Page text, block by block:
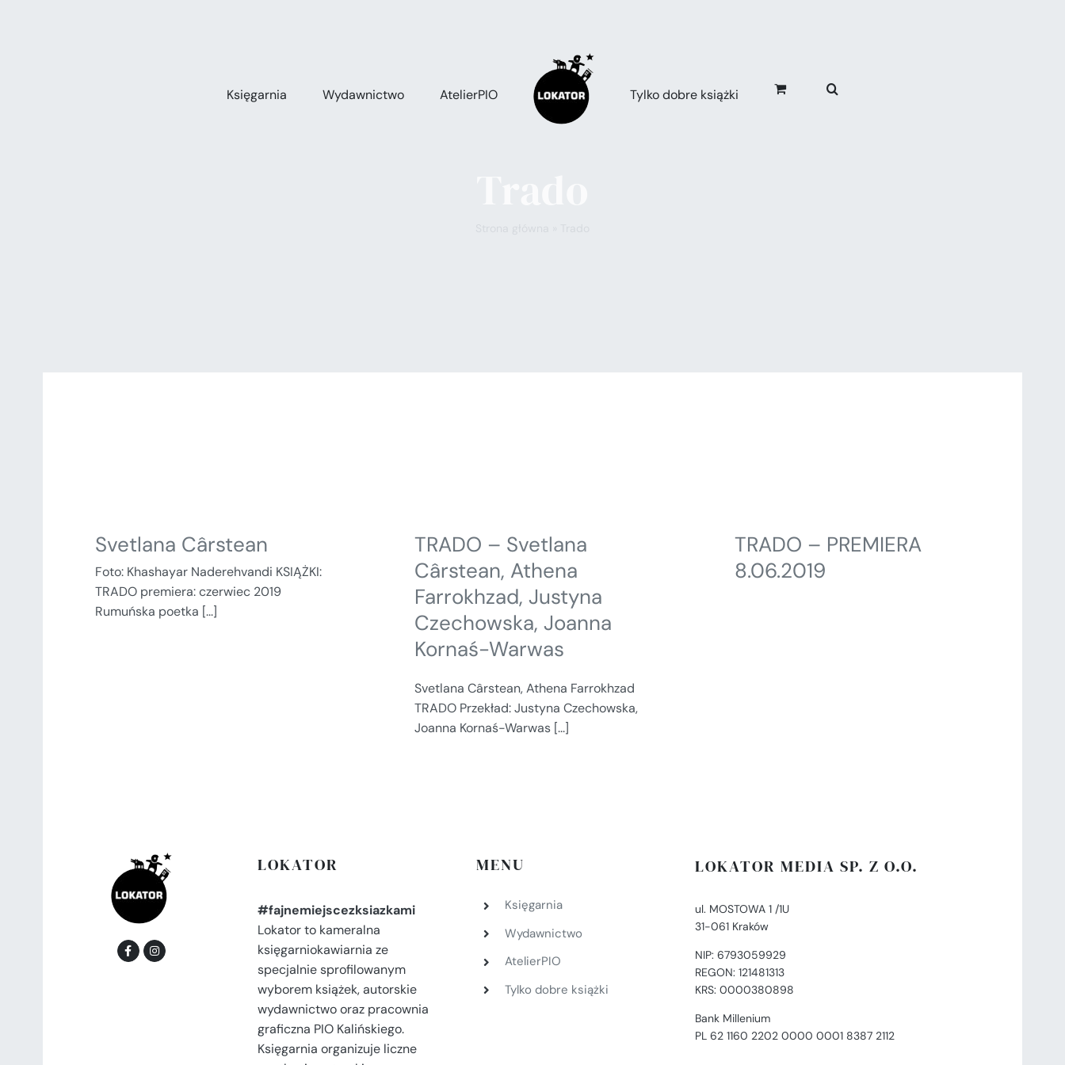
Księgarnia
Wydawnictwo AtelierPIO Tylko dobre książki
Svetlana Cârstean
Foto: Khashayar Naderehvandi KSIĄŻKI:
TRADO premiera: czerwiec 2019
Rumuńska poetka [...]
TRADO – Svetlana
Cârstean, Athena
Farrokhzad, Justyna
Czechowska, Joanna
Kornaś-Warwas
Svetlana Cârstean, Athena Farrokhzad
TRADO Przekład: Justyna Czechowska,
Joanna Kornaś-Warwas [...]
TRADO – PREMIERA
8.06.2019
LOKATOR
#fajnemiejscezksiazkami
Lokator to kameralna
księgarniokawiarnia ze
specjalnie sprofilowanym
wyborem książek, autorskie
wydawnictwo oraz pracownia
graficzna PIO Kalińskiego.
Księgarnia organizuje liczne
MENU
Księgarnia
Wydawnictwo
AtelierPIO
Tylko dobre książki
LOKATOR MEDIA SP. Z O.O.
ul. MOSTOWA 1 /1U
31-061 Kraków
NIP: 6793059929
REGON: 121481313
KRS: 0000380898
Bank Millenium
PL 62 1160 2202 0000 0001 8387 2112